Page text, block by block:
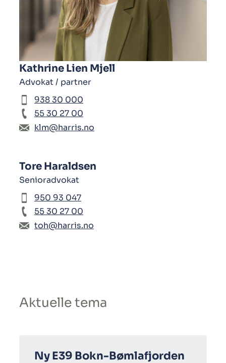
Kathrine Lien Mjell
Advokat / partner
938 30 000
55 30 27 00
klm@harris.no
Tore Haraldsen
Senioradvokat
950 93 047
55 30 27 00
toh@harris.no
Aktuelle tema
Ny E39 Bokn-Bømlafjorden